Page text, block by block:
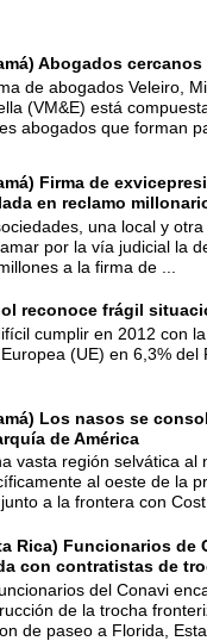
Abogados
de abogados Veleiro,
(VM&E) está
abogados que forman
Firma de
en reclamo
una local y
por la vía judicial la
a la firma de ...
reconoce frágil
cumplir en 2012 con
(UE) en 6,3% del
Los nasos se
de América
vasta región selvática al
al oeste de la
a la frontera con
Rica) Funcionarios de
con contratistas de
del Conavi
de la trocha
de paseo a Florida,